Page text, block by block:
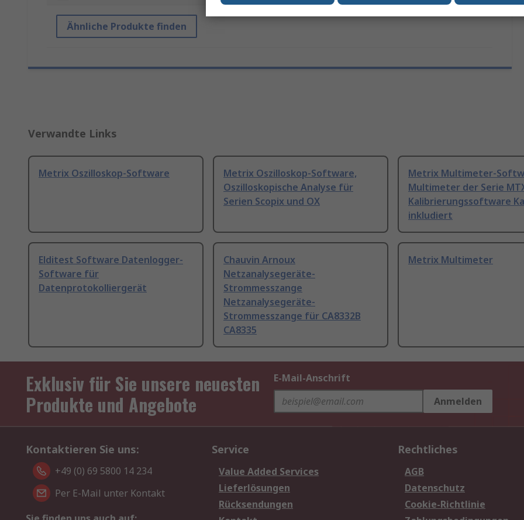
Ähnliche Produkte finden
Verwandte Links
Metrix Oszilloskop-Software
Metrix Oszilloskop-Software,
Oszilloskopische Analyse für
Serien Scopix und OX
Metrix Multimeter-
Multimeter der Serie
Kalibrierungssoftware
inkludiert
Elditest Software Datenlogger-
Software für
Datenprotokolliergerät
Chauvin Arnoux
Netzanalysegeräte-
Strommesszange
Netzanalysegeräte-
Strommesszange für CA8332B
CA8335
Metrix Multimeter
Exklusiv für Sie unsere neuesten
Produkte und Angebote
E-Mail-Anschrift
Anmelden
Kontaktieren Sie uns:
+49 (0) 69 5800 14 234
Per E-Mail unter Kontakt
Service
Value Added Services
Lieferlösungen
Rücksendungen
Rechtliches
AGB
Datenschutz
Cookie-Richtlinie